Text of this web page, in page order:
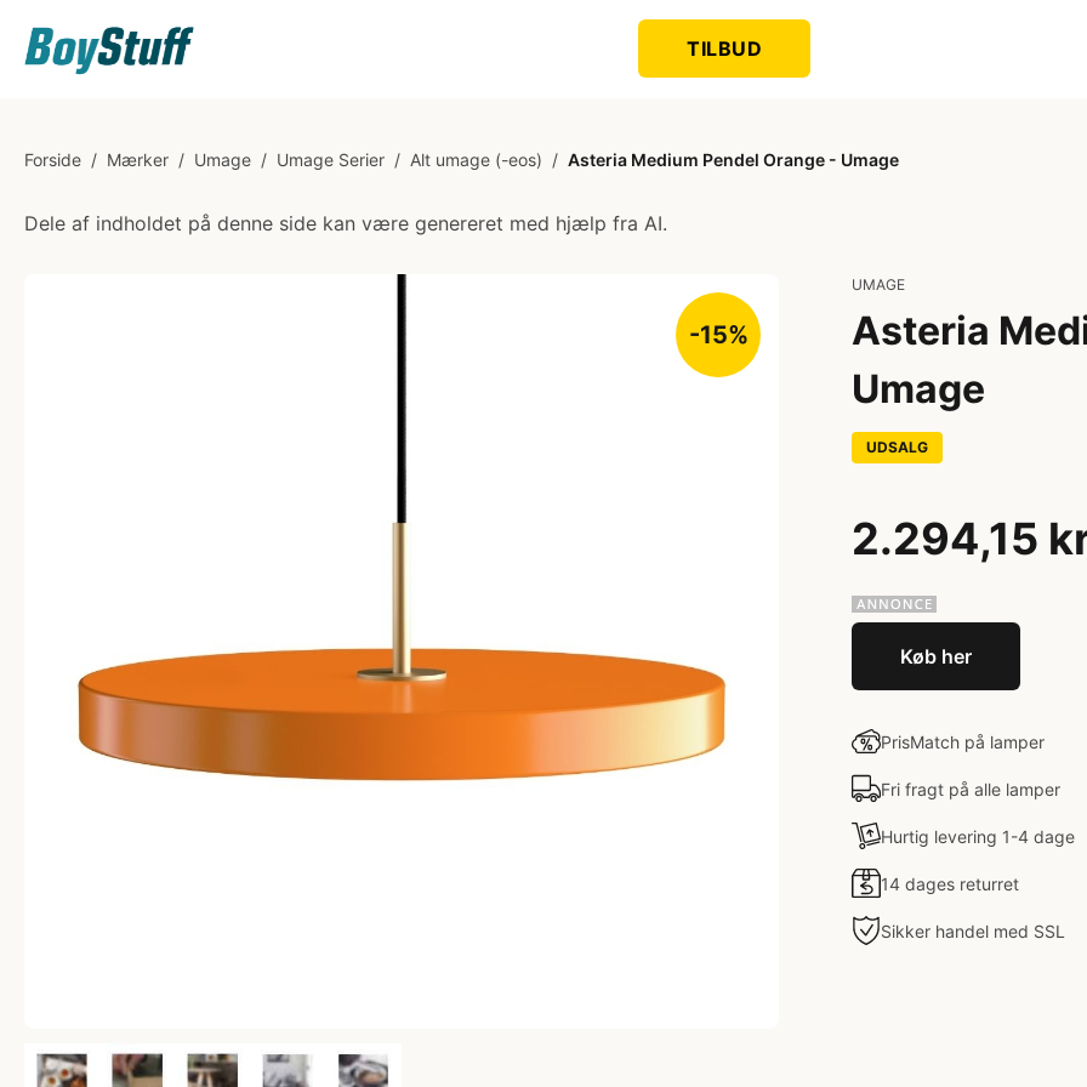
TILBUD
Forside / Mærker / Umage / Umage Serier / Alt umage (-eos) / Asteria Medium Pendel Orange - Umage
Dele af indholdet på denne side kan være genereret med hjælp fra AI.
-15%
UMAGE
Asteria
Umage
UDSALG
2.294,15
Køb her
PrisMatch på lamper
Fri fragt på alle lamper
Hurtig levering 1-4 dage
14 dages returret
Sikker handel med SSL